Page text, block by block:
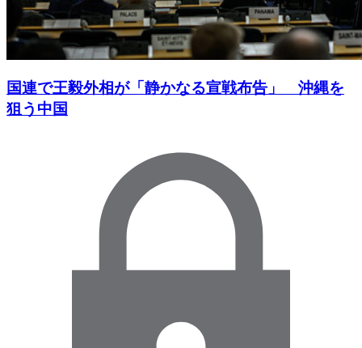
国連で王毅外相が「静かなる宣戦布告」 沖縄を
狙う中国